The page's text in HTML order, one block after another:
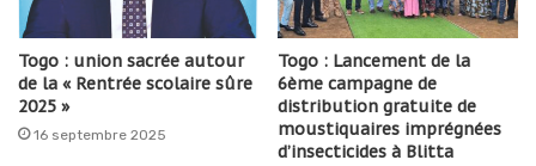
Togo : union sacrée autour
de la « Rentrée scolaire sûre
2025 »
16 septembre 2025
Togo : Lancement de la
6ème campagne de
distribution gratuite de
moustiquaires imprégnées
d’insecticides à Blitta